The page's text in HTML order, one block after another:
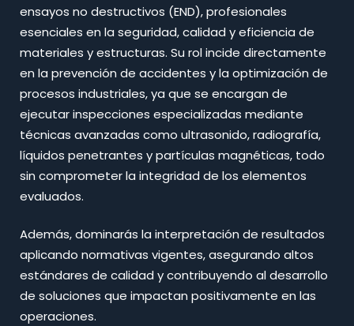
ensayos no destructivos (END), profesionales
esenciales en la seguridad, calidad y eficiencia de
materiales y estructuras. Su rol incide directamente
en la prevención de accidentes y la optimización de
procesos industriales, ya que se encargan de
ejecutar inspecciones especializadas mediante
técnicas avanzadas como ultrasonido, radiografía,
líquidos penetrantes y partículas magnéticas, todo
sin comprometer la integridad de los elementos
evaluados.​
Además, dominarás la interpretación de resultados
aplicando normativas vigentes, asegurando altos
estándares de calidad y contribuyendo al desarrollo
de soluciones que impactan positivamente en las
operaciones.